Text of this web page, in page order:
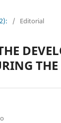
/ Editorial